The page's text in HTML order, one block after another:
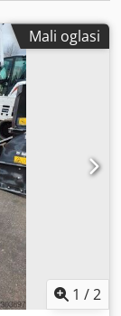
Mali oglasi
1 /2